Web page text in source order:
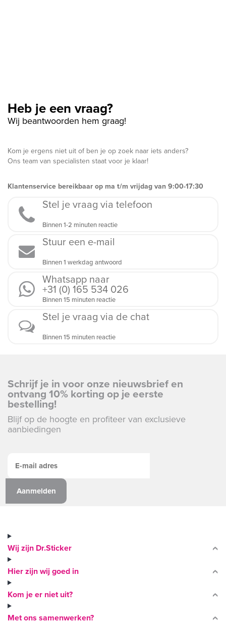
Heb je een vraag?
Wij beantwoorden hem graag!
Kom je ergens niet uit of ben je op zoek naar iets anders?
Ons team van specialisten staat voor je klaar!
Klantenservice bereikbaar op ma t/m vrijdag van 9:00-17:30
Stel je vraag via telefoon
Binnen 1-2 minuten reactie
Stuur een e-mail
Binnen 1 werkdag antwoord
Whatsapp naar
+31 (0) 165 534 026
Binnen 15 minuten reactie
Stel je vraag via de chat
Binnen 15 minuten reactie
Schrijf je in voor onze nieuwsbrief en
ontvang 10% korting op je eerste
bestelling!
Blijf op de hoogte en profiteer van exclusieve
aanbiedingen
Wij zijn Dr.Sticker
Hier zijn wij goed in
Kom je er niet uit?
Met ons samenwerken?